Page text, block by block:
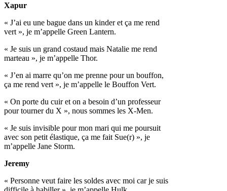
Xapur
« J’ai eu une bague dans un kinder et ça me rend
vert », je m’appelle Green Lantern.
« Je suis un grand costaud mais Natalie me rend
marteau », je m’appelle Thor.
« J’en ai marre qu’on me prenne pour un bouffon,
ça me rend vert », je m’appelle le Bouffon Vert.
« On porte du cuir et on a besoin d’un professeur
pour tourner du X », nous sommes les X-Men.
« Je suis invisible pour mon mari qui me poursuit
avec son petit élastique, ça me fait Sue(r) », je
m’appelle Jane Storm.
Jeremy
« Personne veut faire les soldes avec moi car je suis